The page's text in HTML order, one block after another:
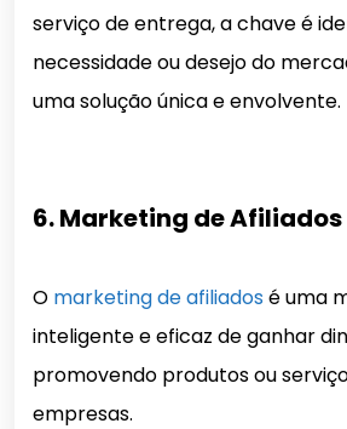
serviço de entrega, a chave é
necessidade ou desejo do
uma solução única e envolvente.
6. Marketing de Afiliados
O marketing de afiliados é uma
inteligente e eficaz de ganhar
promovendo produtos ou
empresas.